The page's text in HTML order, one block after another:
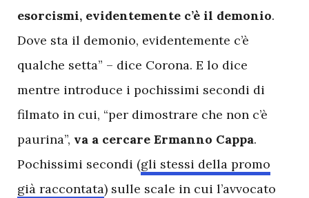
esorcismi, evidentemente c’è il demonio.
Dove sta il demonio, evidentemente c’è
qualche setta” – dice Corona. E lo dice
mentre introduce i pochissimi secondi di
filmato in cui, “per dimostrare che non c’è
paurina”, va a cercare Ermanno Cappa.
Pochissimi secondi (gli stessi della promo
già raccontata) sulle scale in cui l’avvocato